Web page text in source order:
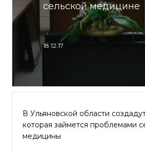
сельской медицине
18.12.17
В Ульяновской области
которая займется проблемами
медицины